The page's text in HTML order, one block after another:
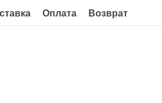
Оплата Возврат